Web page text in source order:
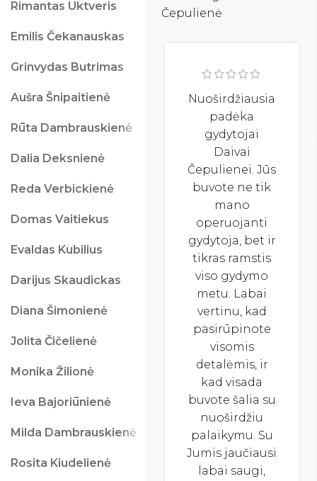
Rimantas Uktveris
Emilis Čekanauskas
Grinvydas Butrimas
Aušra Šnipaitienė
Rūta Dambrauskienė
Dalia Deksnienė
Reda Verbickienė
Domas Vaitiekus
Evaldas Kubilius
Darijus Skaudickas
Diana Šimonienė
Jolita Čičelienė
Monika Žilionė
Ieva Bajoriūnienė
Milda Dambrauskienė
Rosita Kiudelienė
Nuoširdžiausia
padėka
gydytojai
Daivai
Čepulienei. Jūs
buvote ne tik
mano
operuojanti
gydytoja, bet ir
tikras ramstis
viso gydymo
metu. Labai
vertinu, kad
pasirūpinote
visomis
detalėmis, ir
kad visada
buvote šalia su
nuoširdžiu
palaikymu. Su
Jumis jaučiausi
labai saugi,